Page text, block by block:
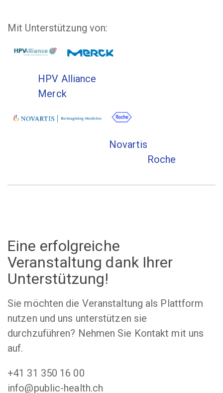
Mit Unterstützung von:
HPV Alliance
Merck
Novartis
Roche
Eine erfolgreiche
Veranstaltung dank Ihrer
Unterstützung!
Sie möchten die Veranstaltung als Plattform
nutzen und uns unterstützen sie
durchzuführen? Nehmen Sie Kontakt mit uns
auf.
+41 31 350 16 00
info@public-health.ch